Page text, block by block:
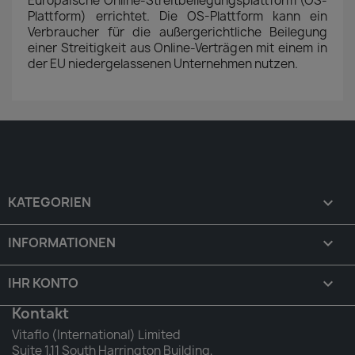
Plattform) errichtet. Die OS-Plattform kann ein
Verbraucher für die außergerichtliche Beilegung
einer Streitigkeit aus Online-Verträgen mit einem in
der EU niedergelassenen Unternehmen nutzen.
KATEGORIEN 
INFORMATIONEN 
IHR KONTO 
Kontakt
Vitaflo (International) Limited
Suite 1.11 South Harrington Building,